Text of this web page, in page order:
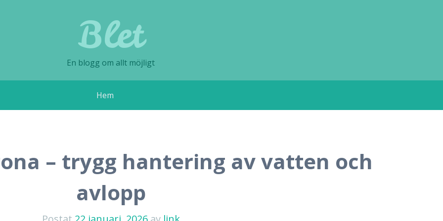
Blet
En blogg om allt möjligt
Hem
– trygg hantering av vatten och
avlopp